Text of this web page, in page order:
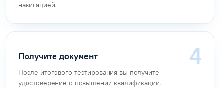
навигацией.
Получите документ
После итогового тестирования вы получите
удостоверение о повышении квалификации.